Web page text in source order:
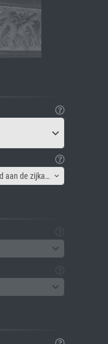
Canvas lijst - Afbeelding gespiegeld aan de zijkant